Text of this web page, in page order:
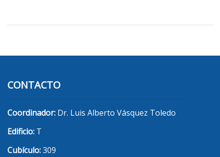
CONTACTO
Coordinador: Dr. Luis Alberto Vásquez Toledo
Edificio: T
Cubículo:309